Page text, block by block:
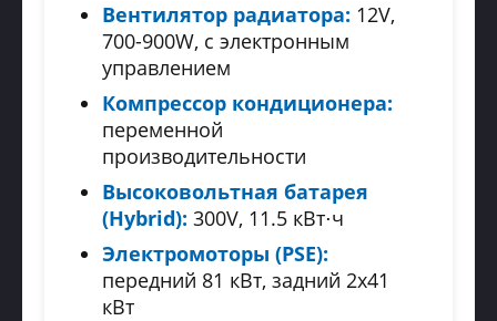
Вентилятор радиатора: 12V,
700-900W, с электронным
управлением
Компрессор кондиционера:
переменной
производительности
Высоковольтная батарея
(Hybrid): 300V, 11.5 кВт⋅ч
Электромоторы (PSE):
передний 81 кВт, задний 2x41
кВт